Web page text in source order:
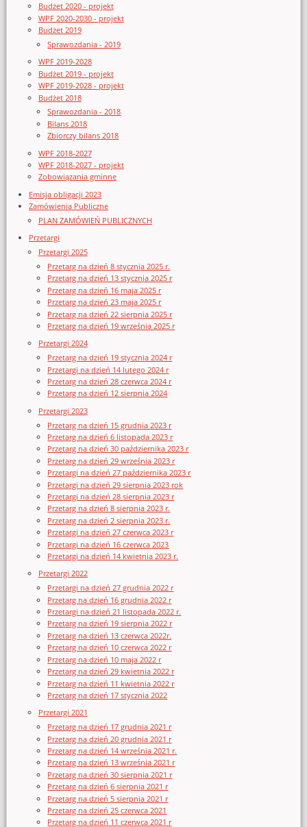
Budżet 2020 - projekt
WPF 2020-2030 - projekt
Budżet 2019
Sprawozdania - 2019
WPF 2019-2028
Budżet 2019 - projekt
WPF 2019-2028 - projekt
Budżet 2018
Sprawozdania - 2018
Bilans 2018
Zbiorczy bilans 2018
WPF 2018-2027
WPF 2018-2027 - projekt
Zobowiązania gminne
Emisja obligacji 2023
Zamówienia Publiczne
PLAN ZAMÓWIEŃ PUBLICZNYCH
Przetargi
Przetargi 2025
Przetarg na dzień 8 stycznia 2025 r.
Przetarg na dzień 13 stycznia 2025 r
Przetarg na dzień 16 maja 2025 r
Przetarg na dzień 23 maja 2025 r
Przetarg na dzień 22 sierpnia 2025 r
Przetarg na dzień 19 września 2025 r
Przetargi 2024
Przetarg na dzień 19 stycznia 2024 r
Przetargi na dzień 14 lutego 2024 r
Przetarg na dzień 28 czerwca 2024 r
Przetarg na dzień 12 sierpnia 2024
Przetargi 2023
Przetarg na dzień 15 grudnia 2023 r
Przetarg na dzień 6 listopada 2023 r
Przetarg na dzień 30 października 2023 r
Przetarg na dzień 29 września 2023 r
Przetargi na dzień 27 października 2023 r
Przetargi na dzień 29 sierpnia 2023 rok
Przetargi na dzień 28 sierpnia 2023 r
Przetarg na dzień 8 sierpnia 2023 r.
Przetarg na dzień 2 sierpnia 2023 r.
Przetargi na dzień 27 czerwca 2023 r
Przetargi na dzień 16 czerwca 2023
Przetargi na dzień 14 kwietnia 2023 r.
Przetargi 2022
Przetargi na dzień 27 grudnia 2022 r
Przetarg na dzień 16 grudnia 2022 r
Przetargi na dzień 21 listopada 2022 r.
Przetarg na dzień 19 sierpnia 2022 r
Przetarg na dzień 13 czerwca 2022r.
Przetarg na dzień 10 czerwca 2022 r
Przetarg na dzień 10 maja 2022 r
Przetarg na dzień 29 kwietnia 2022 r
Przetarg na dzień 11 kwietnia 2022 r
Przetarg na dzień 17 stycznia 2022
Przetargi 2021
Przetarg na dzień 17 grudnia 2021 r
Przetarg na dzień 20 grudnia 2021 r
Przetarg na dzień 14 września 2021 r.
Przetarg na dzień 13 września 2021 r
Przetarg na dzień 30 sierpnia 2021 r
Przetarg na dzień 6 sierpnia 2021 r
Przetarg na dzień 5 sierpnia 2021 r
Przetarg na dzień 25 czerwca 2021
Przetarg na dzień 11 czerwca 2021 r